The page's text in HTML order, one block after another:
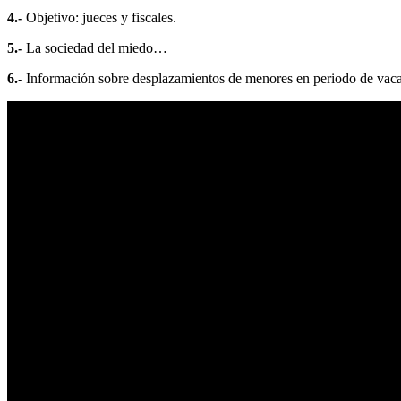
4.- Objetivo: jueces y fiscales.
5.- La sociedad del miedo…
6.- Información sobre desplazamientos de menores en periodo de